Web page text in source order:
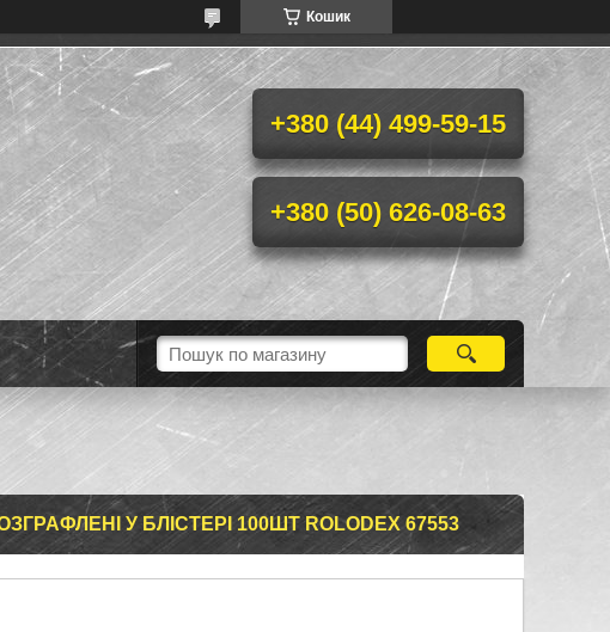
Кошик
+380 (44) 499-59-15
+380 (50) 626-08-63
У БЛІСТЕРІ 100ШТ ROLODEX 67553